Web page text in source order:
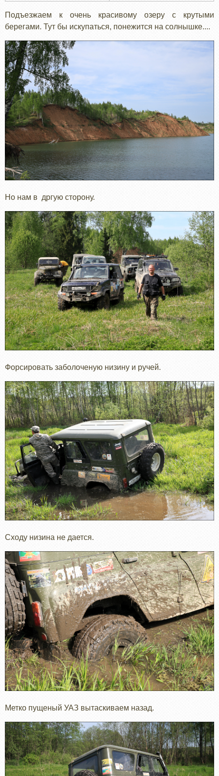
Подъезжаем к очень красивому озеру с крутыми
берегами. Тут бы искупаться, понежится на солнышке....
Но нам в дргую сторону.
Форсировать заболоченую низину и ручей.
Сходу низина не дается.
Метко пущеный УАЗ вытаскиваем назад.